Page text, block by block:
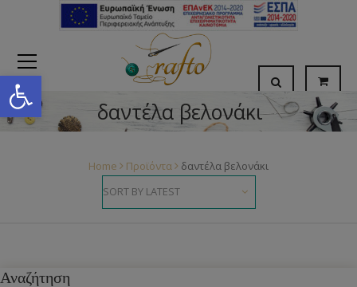
Open toolbar
δαντέλα βελονάκι
Home Προϊόντα δαντέλα βελονάκι
Αναζήτηση